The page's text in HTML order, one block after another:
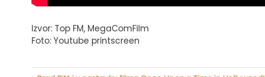
Izvor: Top FM, MegaComFilm
Foto: Youtube printscreen